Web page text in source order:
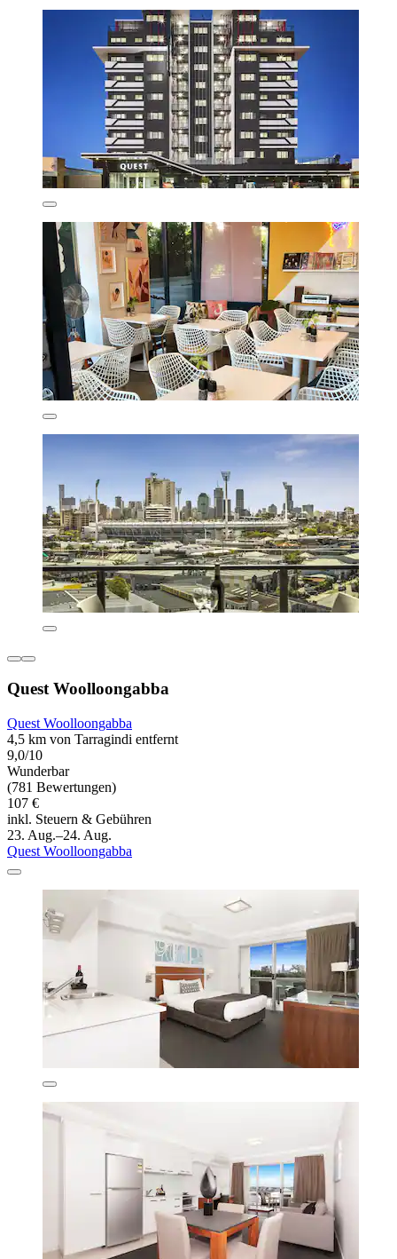
Quest Woolloongabba
Quest Woolloongabba
4,5 km von Tarragindi entfernt
9,0/10
Wunderbar
(781 Bewertungen)
107 €
inkl. Steuern & Gebühren
23. Aug.–24. Aug.
Quest Woolloongabba